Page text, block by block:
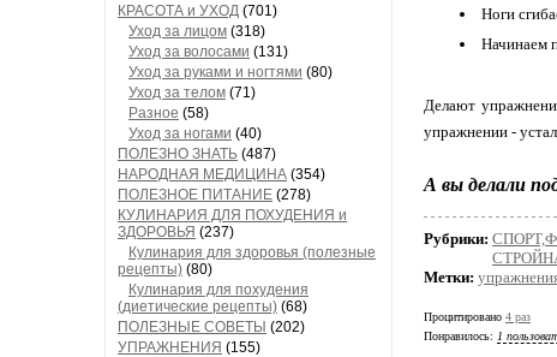
КРАСОТА и УХОД (701)
Уход за лицом (318)
Уход за волосами (131)
Уход за руками и ногтями (80)
Уход за телом (71)
Разное (58)
Уход за ногами (40)
ПОЛЕЗНО ЗНАТЬ (487)
НАРОДНАЯ МЕДИЦИНА (354)
ПОЛЕЗНОЕ ПИТАНИЕ (278)
КУЛИНАРИЯ ДЛЯ ПОХУДЕНИЯ и
ЗДОРОВЬЯ (237)
Кулинария для здоровья (полезные
рецепты) (80)
Кулинария для похудения
(диетические рецепты) (68)
ПОЛЕЗНЫЕ СОВЕТЫ (202)
УПРАЖНЕНИЯ (155)
Ноги
Начинаем
Делают
упражнении -
А вы делали
Рубрики:
Метки:
Процитировано 4 раз
Понравилось: 1